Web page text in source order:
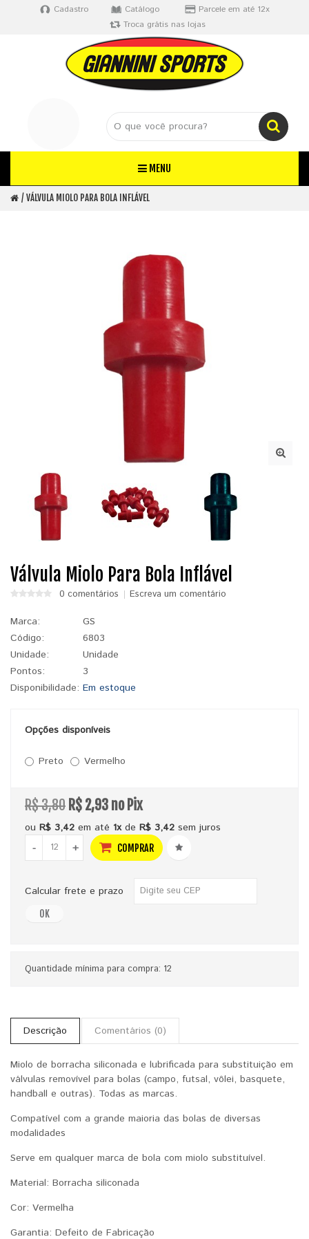
Cadastro Catálogo
Parcele em até 12x
Troca grátis nas lojas
MENU
VÁLVULA MIOLO PARA BOLA INFLÁVEL
Válvula Miolo Para Bola Inflável
0 comentários Escreva um comentário
Marca:
GS
Código:
6803
Unidade:
Unidade
Pontos:
3
Disponibilidade: Em estoque
Opções disponíveis
Preto Vermelho
R$ 3,80 R$ 2,93 no Pix
ou R$ 3,42 em até 1xde R$ 3,42 sem juros
-
+ COMPRAR
Calcular frete e prazo
OK
Quantidade mínima para compra: 12
Descrição Comentários (0)
Miolo de borracha siliconada e lubrificada para substituição em
válvulas removível para bolas (campo, futsal, vôlei, basquete,
handball e outras). Todas as marcas.
Compatível com a grande maioria das bolas de diversas
modalidades
Serve em qualquer marca de bola com miolo substituível.
Material: Borracha siliconada
Cor: Vermelha
Garantia: Defeito de Fabricação